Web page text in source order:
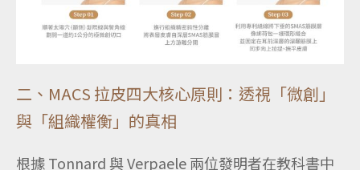
二、MACS 拉皮四大核心原則：透視「微創」
與「組織權衡」的真相
根據 Tonnard 與 Verpaele 兩位發明者在教科書中